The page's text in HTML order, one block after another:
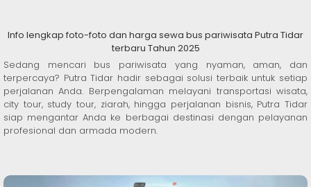
Info lengkap foto-foto dan harga sewa bus pariwisata Putra Tidar
terbaru Tahun 2025
Sedang mencari bus pariwisata yang nyaman, aman, dan
terpercaya? Putra Tidar hadir sebagai solusi terbaik untuk setiap
perjalanan Anda. Berpengalaman melayani transportasi wisata,
city tour, study tour, ziarah, hingga perjalanan bisnis, Putra Tidar
siap mengantar Anda ke berbagai destinasi dengan pelayanan
profesional dan armada modern.